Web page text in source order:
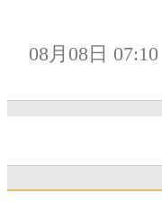
08月08日 07:10